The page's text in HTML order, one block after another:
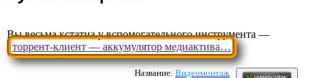
Вы весьма кстатиа у вспомогательного инструмента —
торрент-клиент — аккумулятор медиактива…
Название: Видеомонтаж